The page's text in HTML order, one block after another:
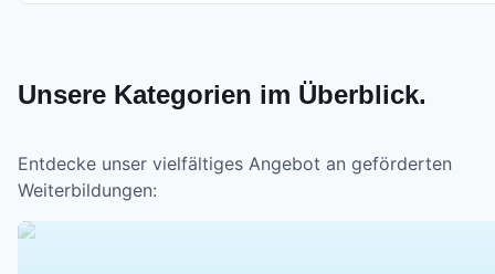
Unsere Kategorien im Überblick.
Entdecke unser vielfältiges Angebot an geförderten
Weiterbildungen: